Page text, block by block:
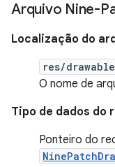
Arquivo Nine-
Localização do
res/
O nome de
Tipo de dados do
Ponteiro do